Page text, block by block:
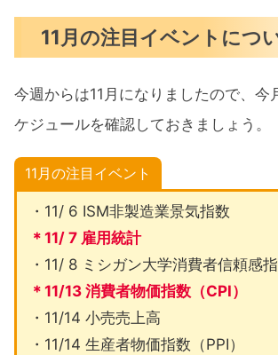
11月の注目イベントにつ
今週からは11月になりましたので、今
ケジュールを確認しておきましょう。
11月の注目イベント
・11/ 6 ISM非製造業景気指数
＊11/ 7 雇用統計
・11/ 8 ミシガン大学消費者信頼感指
＊11/13 消費者物価指数（CPI）
・11/14 小売売上高
・11/14 生産者物価指数（PPI）